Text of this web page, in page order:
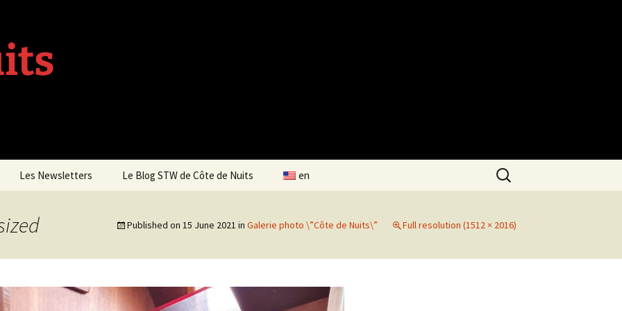
Les Newsletters
Newsletter 7 – Sept 2014
Le Blog STW de Côte de Nuits en
Search
for:
Published on 15 June 2021 in Galerie photo \”Côte de Nuits\” Full resolution (1512 × 2016)